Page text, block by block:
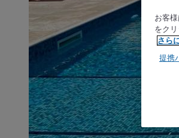
お客
をク
さら
提携